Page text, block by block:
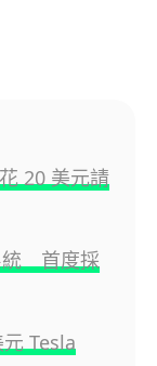
20 美元請
統 首度採
Tesla